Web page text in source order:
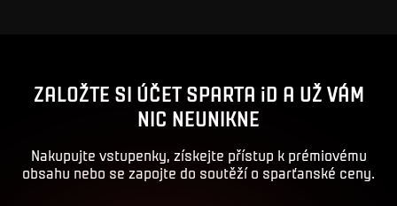
ZALOŽTE SI ÚČET SPARTA iD A UŽ VÁM
NIC NEUNIKNE
Nakupujte vstupenky, získejte přístup k prémiovému
obsahu nebo se zapojte do soutěží o sparťanské ceny.